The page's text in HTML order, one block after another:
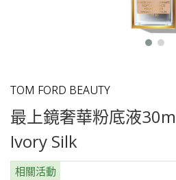
TOM FORD BEAUTY
最上鏡奢華粉底液
Ivory Silk
相關活動